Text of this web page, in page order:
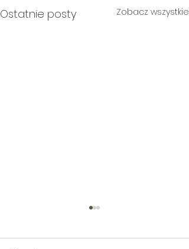
Ostatnie posty Zobacz wszystkie